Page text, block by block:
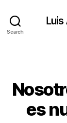
Search
es